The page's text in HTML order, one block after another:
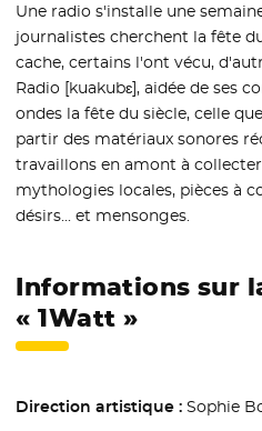
Une radio s'installe une
journalistes cherchent la fête
cache, certains l'ont vécu,
Radio [kuakubɛ], aidée de ses
ondes la fête du siècle, celle
partir des matériaux sonores
travaillons en amont à
mythologies locales, pièces à
désirs... et mensonges.
Informations sur
« 1Watt »
Direction artistique :Sophie